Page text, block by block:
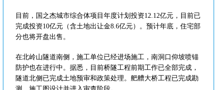
目前，国之杰城市综合体项目年度计划投资12.12亿元，目前已
完成投资10亿元（含土地出让金8.6亿元）。预计年底，住宅部
分也将开盘出售。
在北岭山隧道南侧，施工单位已经进场施工，南洞口仰坡喷锚
防护也在进行中。据悉，目前桥隧工程前期工作已全部完成，
隧道北侧已完成土地预审和政策处理。舥艚大桥工程已完成勘